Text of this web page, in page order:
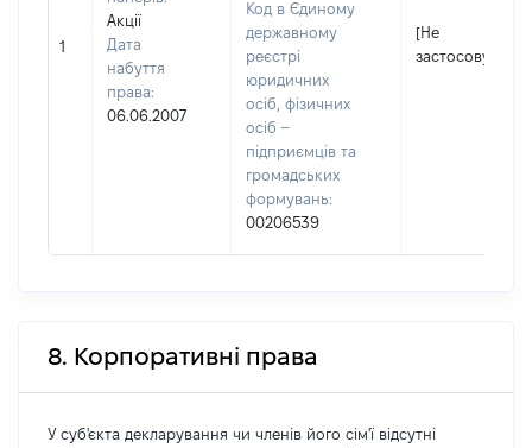
1
Акції
Дата
набуття
права:
06.06.2007
Код в Єдиному
державному
реєстрі
юридичних
осіб, фізичних
осіб –
підприємців та
громадських
формувань:
00206539
[Не
8. Корпоративні права
У суб'єкта декларування чи членів його сім'ї відсутні